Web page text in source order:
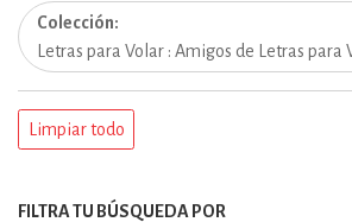
Colección
Letras para Volar : Amigos de Letras para
Limpiar todo
FILTRA TU BÚSQUEDA POR